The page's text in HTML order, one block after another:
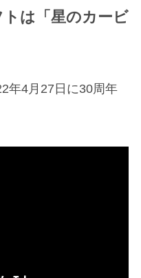
は「星のカービ
年4月27日に30周年